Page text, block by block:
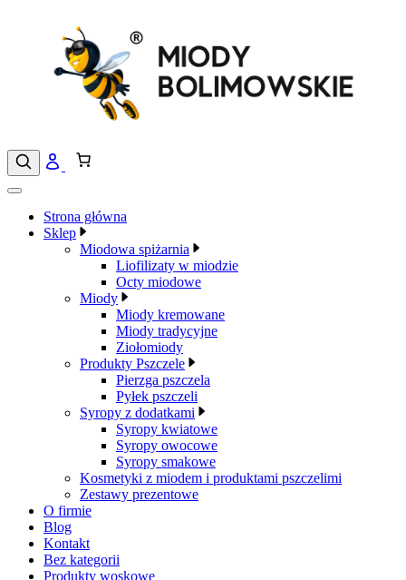
Strona główna
Sklep
Miodowa spiżarnia
Liofilizaty w miodzie
Octy miodowe
Miody
Miody kremowane
Miody tradycyjne
Ziołomiody
Produkty Pszczele
Pierzga pszczela
Pyłek pszczeli
Syropy z dodatkami
Syropy kwiatowe
Syropy owocowe
Syropy smakowe
Kosmetyki z miodem i produktami pszczelimi
Zestawy prezentowe
O firmie
Blog
Kontakt
Bez kategorii
Produkty woskowe